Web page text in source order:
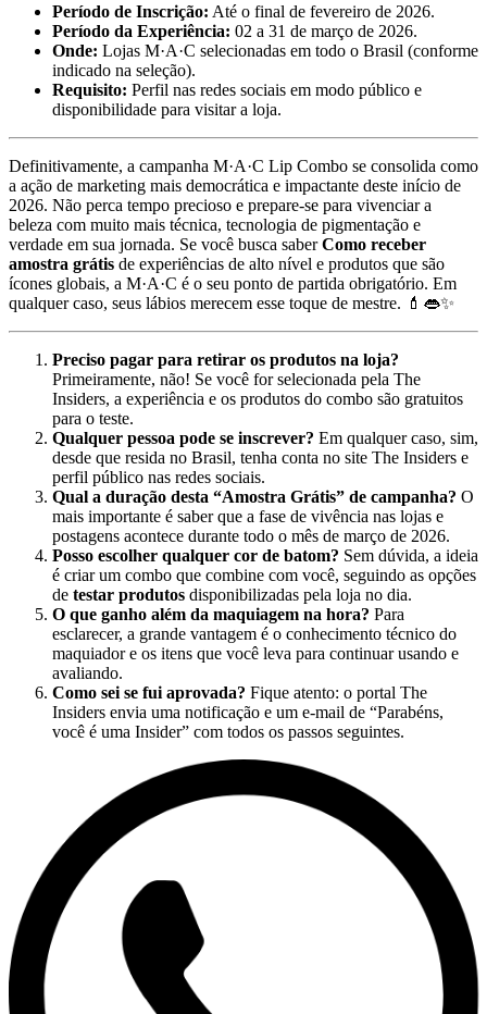
Período de Inscrição: Até o final de fevereiro de 2026.
Período da Experiência: 02 a 31 de março de 2026.
Onde: Lojas M·A·C selecionadas em todo o Brasil (conforme
indicado na seleção).
Requisito: Perfil nas redes sociais em modo público e
disponibilidade para visitar a loja.
Definitivamente, a campanha M·A·C Lip Combo se consolida como
a ação de marketing mais democrática e impactante deste início de
2026. Não perca tempo precioso e prepare-se para vivenciar a
beleza com muito mais técnica, tecnologia de pigmentação e
verdade em sua jornada. Se você busca saberComo receber
amostra grátis de experiências de alto nível e produtos que são
ícones globais, a M·A·C é o seu ponto de partida obrigatório. Em
qualquer caso, seus lábios merecem esse toque de mestre. 💄👄✨
Preciso pagar para retirar os produtos na loja?
Primeiramente, não! Se você for selecionada pela The
Insiders, a experiência e os produtos do combo são gratuitos
para o teste.
Qualquer pessoa pode se inscrever? Em qualquer caso, sim,
desde que resida no Brasil, tenha conta no site The Insiders e
perfil público nas redes sociais.
Qual a duração desta “Amostra Grátis” de campanha? O
mais importante é saber que a fase de vivência nas lojas e
postagens acontece durante todo o mês de março de 2026.
Posso escolher qualquer cor de batom? Sem dúvida, a ideia
é criar um combo que combine com você, seguindo as opções
de testar produtos disponibilizadas pela loja no dia.
O que ganho além da maquiagem na hora? Para
esclarecer, a grande vantagem é o conhecimento técnico do
maquiador e os itens que você leva para continuar usando e
avaliando.
Como sei se fui aprovada? Fique atento: o portal The
Insiders envia uma notificação e um e-mail de “Parabéns,
você é uma Insider” com todos os passos seguintes.